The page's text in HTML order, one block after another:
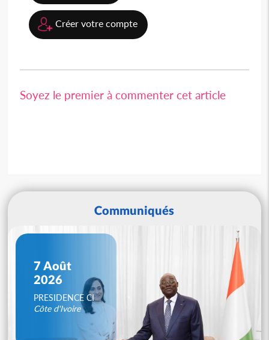
Créer votre compte
Soyez le premier à commenter cet article
Communiqués
7 Août
2026
PRESIDENCE CI
Côte d'Ivoire